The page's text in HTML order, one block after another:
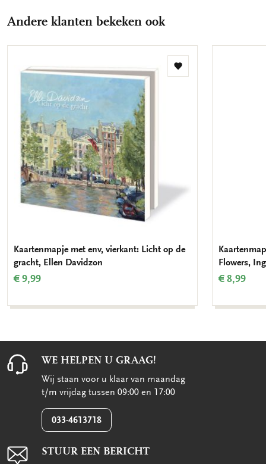
Andere klanten bekeken ook
Toevoegen
Kaartenmapje met env, vierkant: Licht op de
gracht, Ellen Davidzon
€ 9,99
Flowers,
€ 8,99
WE HELPEN U GRAAG!
Wij staan voor u klaar van maandag
t/m vrijdag tussen 09:00 en 17:00
033-4613718
STUUR EEN BERICHT